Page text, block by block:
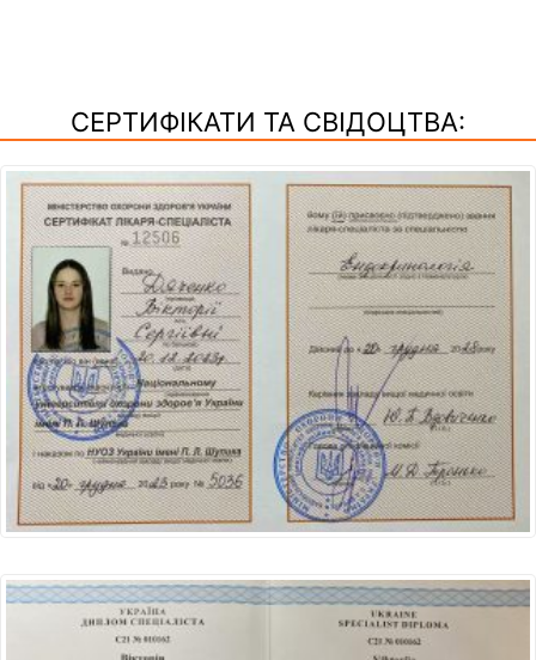
СЕРТИФІКАТИ ТА СВІДОЦТВА: